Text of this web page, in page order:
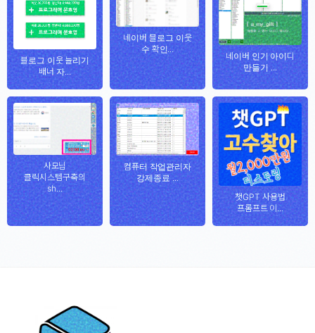
블로그 이웃 늘리기
배너 자...
네이버 블로그 이웃
수 확인...
네이버 인기 아이디
만들기 ...
사모님
클릭시스템구축의
sh...
컴퓨터 작업관리자
강제종료 ...
챗GPT 사용법
프롬프트 이...